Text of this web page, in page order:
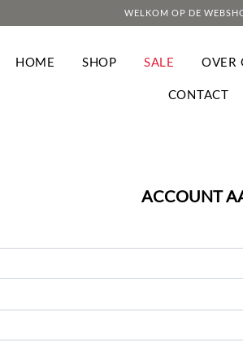
WELKOM OP DE
HOME SHOP SALE OVER
CONTACT
ACCOUNT
browser opgeslagen, omdat ze essentieel zijn voor
te melden voor deze cookies. Het afmelden voor
COOKIES